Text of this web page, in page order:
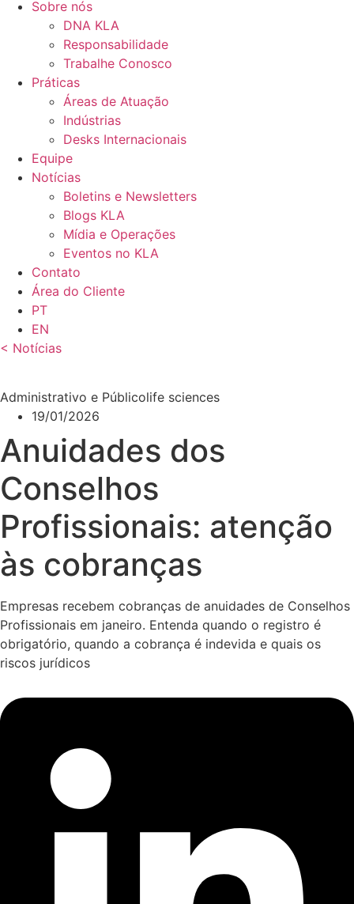
Sobre nós
DNA KLA
Responsabilidade
Trabalhe Conosco
Práticas
Áreas de Atuação
Indústrias
Desks Internacionais
Equipe
Notícias
Boletins e Newsletters
Blogs KLA
Mídia e Operações
Eventos no KLA
Contato
Área do Cliente
PT
EN
< Notícias
Administrativo e Públicolife sciences
19/01/2026
Anuidades dos
Conselhos
Profissionais: atenção
às cobranças
Empresas recebem cobranças de anuidades de Conselhos
Profissionais em janeiro. Entenda quando o registro é
obrigatório, quando a cobrança é indevida e quais os
riscos jurídicos